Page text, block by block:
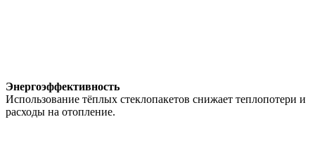
Энергоэффективность
Использование тёплых стеклопакетов снижает теплопотери и
расходы на отопление.